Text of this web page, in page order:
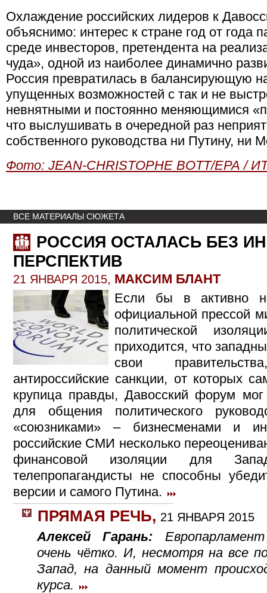
Охлаждение российских лидеров к
объяснимо: интерес к стране год от года
среде инвесторов, претендента на
чуда», одной из наиболее динамично
Россия превратилась в балансирующую
упущенных возможностей с так и не
невнятными и постоянно меняющимися
что выслушивать в очередной раз
собственного руководства ни Путину, ни
Фото: JEAN-CHRISTOPHE BOTT/ЕРА /
ВСЕ МАТЕРИАЛЫ СЮЖЕТА
РОССИЯ ОСТАЛАСЬ БЕЗ
ПЕРСПЕКТИВ
21 ЯНВАРЯ 2015, МАКСИМ БЛАНТ
Если бы в активно
официальной прессой
политической
приходится, что
свои
антироссийские санкции, от которых
крупица правды, Давосский форум
для общения политического
«союзниками» – бизнесменами и
российские СМИ несколько
финансовой изоляции для
телепропагандисты не способны
версии и самого Путина.
ПРЯМАЯ РЕЧЬ, 21 ЯНВАРЯ 2015
Алексей Гарань:
очень чётко. И, несмотря на все
Запад, на данный момент
курса.